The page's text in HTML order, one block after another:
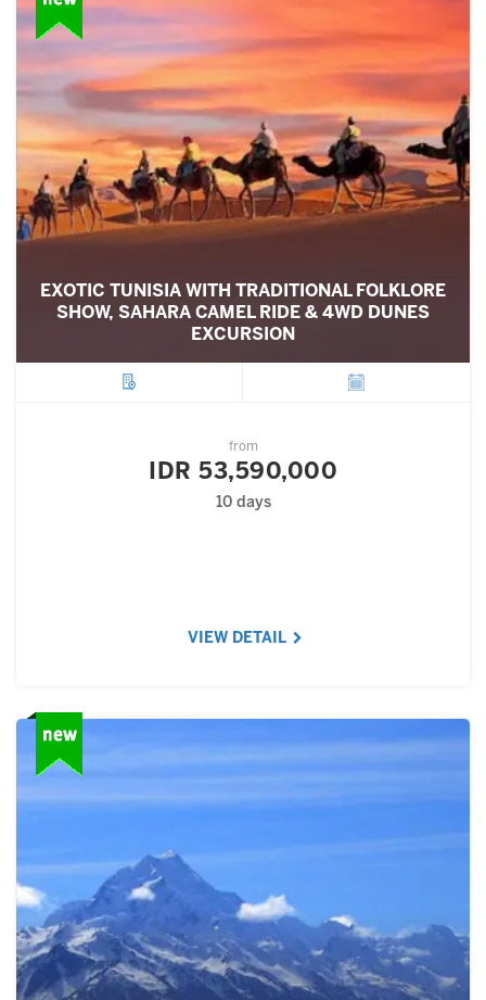
EXOTIC TUNISIA WITH TRADITIONAL FOLKLORE
SHOW, SAHARA CAMEL RIDE & 4WD DUNES
EXCURSION
from
IDR 53,590,000
10 days
VIEW DETAIL